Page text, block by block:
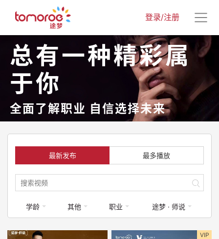
登录/注册
总有一种精彩属
于你
全面了解职业 自信选择未来
最新发布 最多播放
学龄 其他 职业 途梦 · 师说
VIP